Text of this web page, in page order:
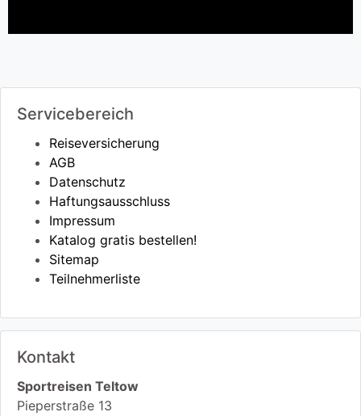
Servicebereich
Reiseversicherung
AGB
Datenschutz
Haftungsausschluss
Impressum
Katalog gratis bestellen!
Sitemap
Teilnehmerliste
Kontakt
Sportreisen Teltow
Pieperstraße 13